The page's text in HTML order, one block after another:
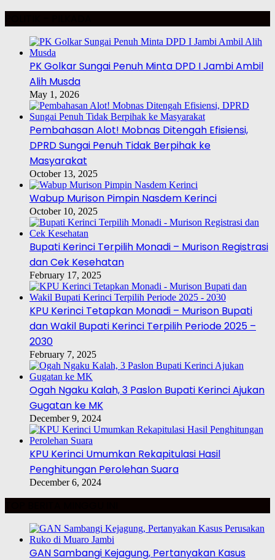
PK Golkar Sungai Penuh Minta DPD I Jambi Ambil
Alih Musda
May 1, 2026
Pembahasan Alot! Mobnas Ditengah Efisiensi,
DPRD Sungai Penuh Tidak Berpihak ke
Masyarakat
October 13, 2025
Wabup Murison Pimpin Nasdem Kerinci
October 10, 2025
Bupati Kerinci Terpilih Monadi – Murison Registrasi
dan Cek Kesehatan
February 17, 2025
KPU Kerinci Tetapkan Monadi – Murison Bupati
dan Wakil Bupati Kerinci Terpilih Periode 2025 –
2030
February 7, 2025
Ogah Ngaku Kalah, 3 Paslon Bupati Kerinci Ajukan
Gugatan ke MK
December 9, 2024
KPU Kerinci Umumkan Rekapitulasi Hasil
Penghitungan Perolehan Suara
December 6, 2024
GAN Sambangi Kejagung, Pertanyakan Kasus